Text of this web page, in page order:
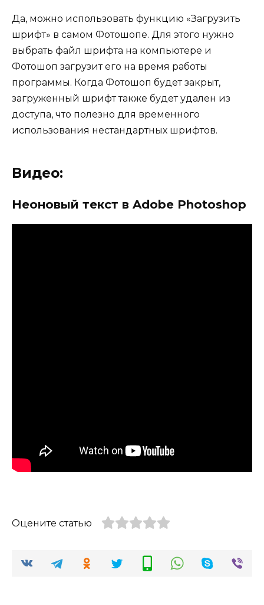
Да, можно использовать функцию «Загрузить
шрифт» в самом Фотошопе. Для этого нужно
выбрать файл шрифта на компьютере и
Фотошоп загрузит его на время работы
программы. Когда Фотошоп будет закрыт,
загруженный шрифт также будет удален из
доступа, что полезно для временного
использования нестандартных шрифтов.
Видео:
Неоновый текст в Adobe Photoshop
Оцените статью